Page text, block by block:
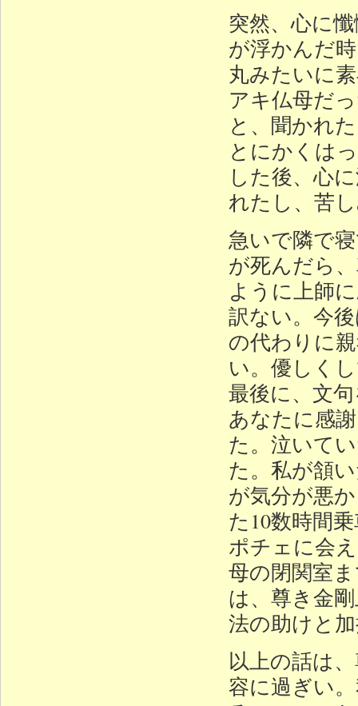
突然、心に
が浮かんだ
丸みたいに
アキ仏母だ
と、聞かれ
とにかくは
した後、心
れたし、苦
急いで隣で
が死んだら
ように上師
訳ない。今
の代わりに
い。優しく
最後に、文
あなたに感
た。泣いて
た。私が頷
が気分が悪
た10数時間
ポチェに会
母の閉関室
は、尊き金
法の助けと
以上の話は
容に過ぎい